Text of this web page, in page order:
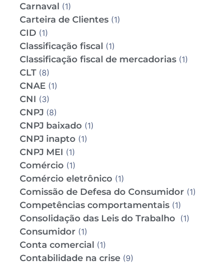
Carnaval (1)
Carteira de Clientes (1)
CID (1)
Classificação fiscal (1)
Classificação fiscal de mercadorias (1)
CLT (8)
CNAE (1)
CNI (3)
CNPJ (8)
CNPJ baixado (1)
CNPJ inapto (1)
CNPJ MEI (1)
Comércio (1)
Comércio eletrônico (1)
Comissão de Defesa do Consumidor (1)
Competências comportamentais (1)
Consolidação das Leis do Trabalho (1)
Consumidor (1)
Conta comercial (1)
Contabilidade na crise (9)